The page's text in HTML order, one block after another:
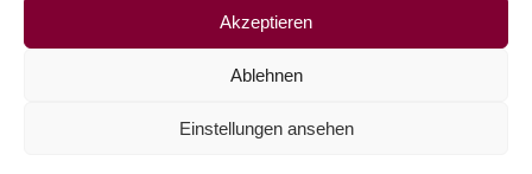
Akzeptieren
Ablehnen
Einstellungen ansehen
Warenkorb
Es befinden sich keine Produkte im